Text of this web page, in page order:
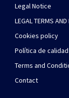
Legal Notice
LEGAL TERMS
Cookies policy
Política de calidad
Terms and
Contact